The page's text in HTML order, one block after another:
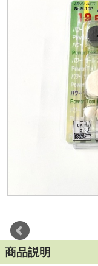
商品説明